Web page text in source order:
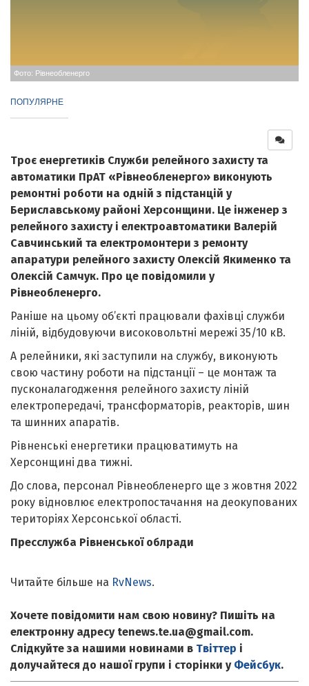
Фото: Рівнеобленерго
ПОПУЛЯРНЕ
Троє енергетиків Служби релейного захисту та
автоматики ПрАТ «Рівнеобленерго» виконують
ремонтні роботи на одній з підстанцій у
Бериславському районі Херсонщини. Це інженер з
релейного захисту і електроавтоматики Валерій
Савчинський та електромонтери з ремонту
апаратури релейного захисту Олексій Якименко та
Олексій Самчук. Про це повідомили у
Рівнеобленерго.
Раніше на цьому об’єкті працювали фахівці служби
ліній, відбудовуючи високовольтні мережі 35/10 кВ.
А релейники, які заступили на службу, виконують
свою частину роботи на підстанції – це монтаж та
пусконалагодження релейного захисту ліній
електропередачі, трансформаторів, реакторів, шин
та шинних апаратів.
Рівненські енергетики працюватимуть на
Херсонщині два тижні.
До слова, персонал Рівнеобленерго ще з жовтня 2022
року відновлює електропостачання на деокупованих
територіях Херсонської області.
Пресслужба Рівненської облради
Читайте більше на RvNews.
Хочете повідомити нам свою новину? Пишіть на
електронну адресу tenews.te.ua@gmail.com.
Слідкуйте за нашими новинами в Твіттер і
долучайтеся до нашої групи і сторінки у Фейсбук.